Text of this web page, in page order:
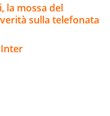
la mossa del
sulla telefonata